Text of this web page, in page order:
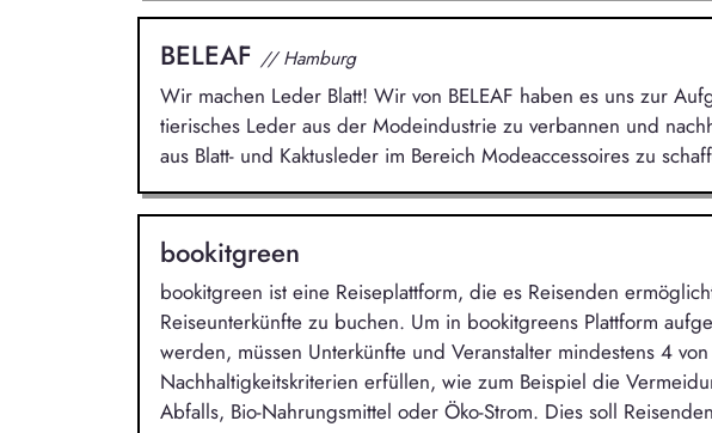
BELEAF // Hamburg
Wir machen Leder Blatt! Wir von BELEAF haben es uns zur
tierisches Leder aus der Modeindustrie zu verbannen und
aus Blatt- und Kaktusleder im Bereich Modeaccessoires zu
bookitgreen
bookitgreen ist eine Reiseplattform, die es Reisenden
Reiseunterkünfte zu buchen. Um in bookitgreens Plattform
werden, müssen Unterkünfte und Veranstalter mindestens 4
Nachhaltigkeitskriterien erfüllen, wie zum Beispiel die
Abfalls, Bio-Nahrungsmittel oder Öko-Strom. Dies soll